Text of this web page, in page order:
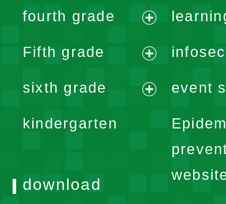
menu
fourth grade
menu
Fifth grade
menu
sixth grade
kindergarten
event
download